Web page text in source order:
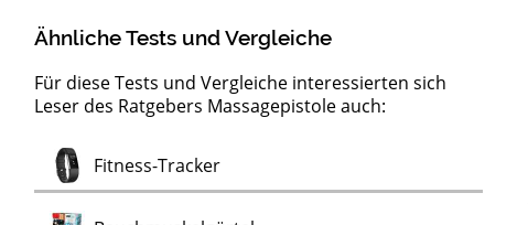
Ähnliche Tests und Vergleiche
Für diese Tests und Vergleiche interessierten sich
Leser des Ratgebers Massagepistole auch:
Fitness-TrackerTest
Massagepistolen mit Wärmefunktion